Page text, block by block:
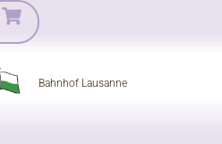
Bahnhof Lausanne